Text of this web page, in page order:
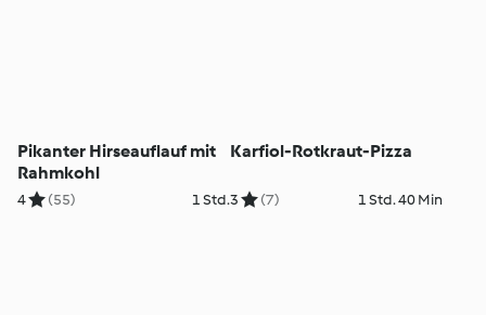
Pikanter Hirseauflauf mit
Rahmkohl
4 (55) 1 Std.
Karfiol-Rotkraut-Pizza
3 (7) 1 Std. 40 Min